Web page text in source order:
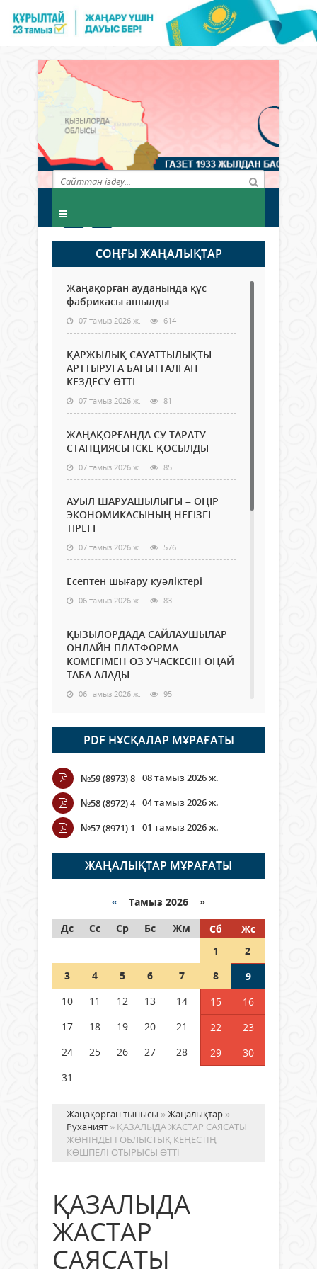
СОҢҒЫ ЖАҢАЛЫҚТАР
Жаңақорған ауданында құс
фабрикасы ашылды
07 тамыз 2026 ж. 614
ҚАРЖЫЛЫҚ САУАТТЫЛЫҚТЫ
АРТТЫРУҒА БАҒЫТТАЛҒАН
КЕЗДЕСУ ӨТТІ
07 тамыз 2026 ж. 81
ЖАҢАҚОРҒАНДА СУ ТАРАТУ
СТАНЦИЯСЫ ІСКЕ ҚОСЫЛДЫ
07 тамыз 2026 ж. 85
АУЫЛ ШАРУАШЫЛЫҒЫ – ӨҢІР
ЭКОНОМИКАСЫНЫҢ НЕГІЗГІ
ТІРЕГІ
07 тамыз 2026 ж. 576
Есептен шығару куәліктері
06 тамыз 2026 ж. 83
ҚЫЗЫЛОРДАДА САЙЛАУШЫЛАР
ОНЛАЙН ПЛАТФОРМА
КӨМЕГІМЕН ӨЗ УЧАСКЕСІН ОҢАЙ
ТАБА АЛАДЫ
06 тамыз 2026 ж. 95
Open Air: Қызылорда облысы
полиция департаменті 20
мыңнан астам көрерменнің
қауіпсіздігін қамтамасыз етті
06 тамыз 2026 ж.
Wi-Fi ҚАБЫРҒА АРҚЫЛЫ ҚАЛАЙ
ӨТЕДІ?
06 тамыз 2026 ж. 273
граждане Казахстана,
05 тамыз 2026 ж. 154
Шетелде жүрген Қазақстан
азаматтары қалай дауыс бере
PDF НҰСҚАЛАР МҰРАҒАТЫ
№59 (8973) 8 08 тамыз 2026 ж.
№58 (8972) 4 04 тамыз 2026 ж.
№57 (8971) 1
01 тамыз 2026 ж.
ЖАҢАЛЫҚТАР МҰРАҒАТЫ
« Тамыз 2026 »
Дс
Сс Ср Бс Жм Сб
Жс
1
2
3
4 5 6 7 8
9
10
11 12 13 14 15
16
17
18 19 20 21 22
23
24
25 26 27 28 29
30
31
Жаңақорған тынысы »Жаңалықтар »
Руханият » ҚАЗАЛЫДА ЖАСТАР САЯСАТЫ
ЖӨНІНДЕГІ ОБЛЫСТЫҚ КЕҢЕСТІҢ
КӨШПЕЛІ ОТЫРЫСЫ ӨТТІ
ҚАЗАЛЫДА
ЖАСТАР
САЯСАТЫ